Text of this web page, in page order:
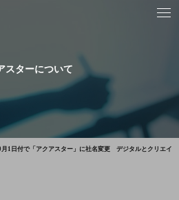
スターについて
月1日付で「アクアスター」に社名変更 デジタルとクリエイ